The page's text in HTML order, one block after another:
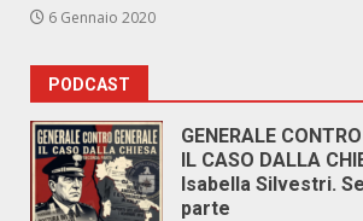
6 Gennaio 2020
PODCAST
GENERALE
IL CASO DALLA
Isabella Silvestri.
parte